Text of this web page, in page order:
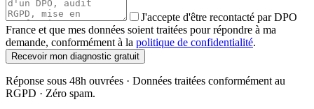
J'accepte d'être recontacté par DPO
France et que mes données soient traitées pour répondre à ma
demande, conformément à la politique de confidentialité.
Recevoir mon diagnostic gratuit
Réponse sous 48h ouvrées · Données traitées conformément au
RGPD · Zéro spam.